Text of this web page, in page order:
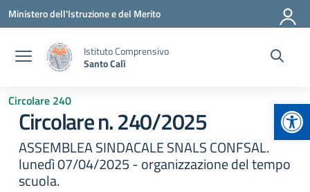
Vai ai contenuti
Vai al menu di navigazione
Vai al footer
Ministero dell'Istruzione e del Merito
Istituto Comprensivo
Santo Calì
Circolare 240
Circolare n. 240/2025
ASSEMBLEA SINDACALE SNALS CONFSAL.
lunedì 07/04/2025 - organizzazione del tempo
scuola.